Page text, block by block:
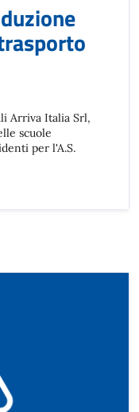
Arriva Italia Srl,
scuole
per l'A.S.